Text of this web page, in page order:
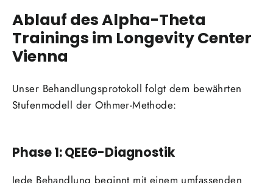
Ablauf des Alpha-Theta
Trainings im Longevity Center
Vienna
Unser Behandlungsprotokoll folgt dem bewährten
Stufenmodell der Othmer-Methode:
Phase 1: QEEG-Diagnostik